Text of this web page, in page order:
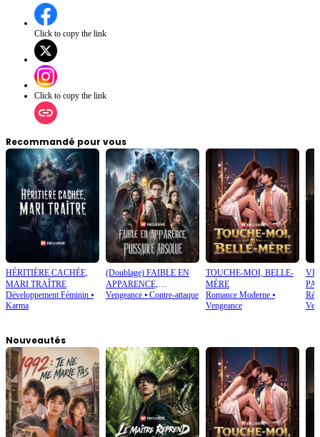
elle bouleverser leurs vies ?
Click to copy the link
Click to copy the link
Recommandé pour vous
HÉRITIÈRE CACHÉE,
MARI TRAÎTRE
Développement Féminin ⦁
Karma
(Doublage) FAIBLE EN
APPARENCE,
PUISSANCE ABSOLUE
Vengeance⦁ Contre-attaque
TOUCHE-MOI, BELLE-
MÈRE
Romance Moderne⦁
Vengeance
Nouveautés